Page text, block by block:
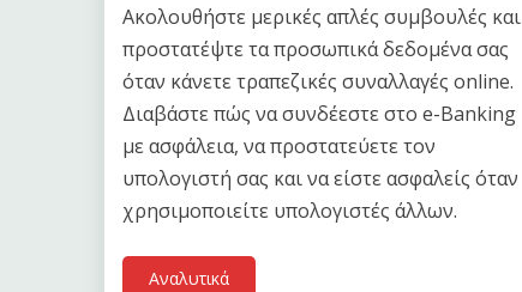
Ακολουθήστε μερικές απλές συμβουλές και
προστατέψτε τα προσωπικά δεδομένα σας
όταν κάνετε τραπεζικές συναλλαγές online.
Διαβάστε πώς να συνδέεστε στο e-Banking
με ασφάλεια, να προστατεύετε τον
υπολογιστή σας και να είστε ασφαλείς όταν
χρησιμοποιείτε υπολογιστές άλλων.
Αναλυτικά